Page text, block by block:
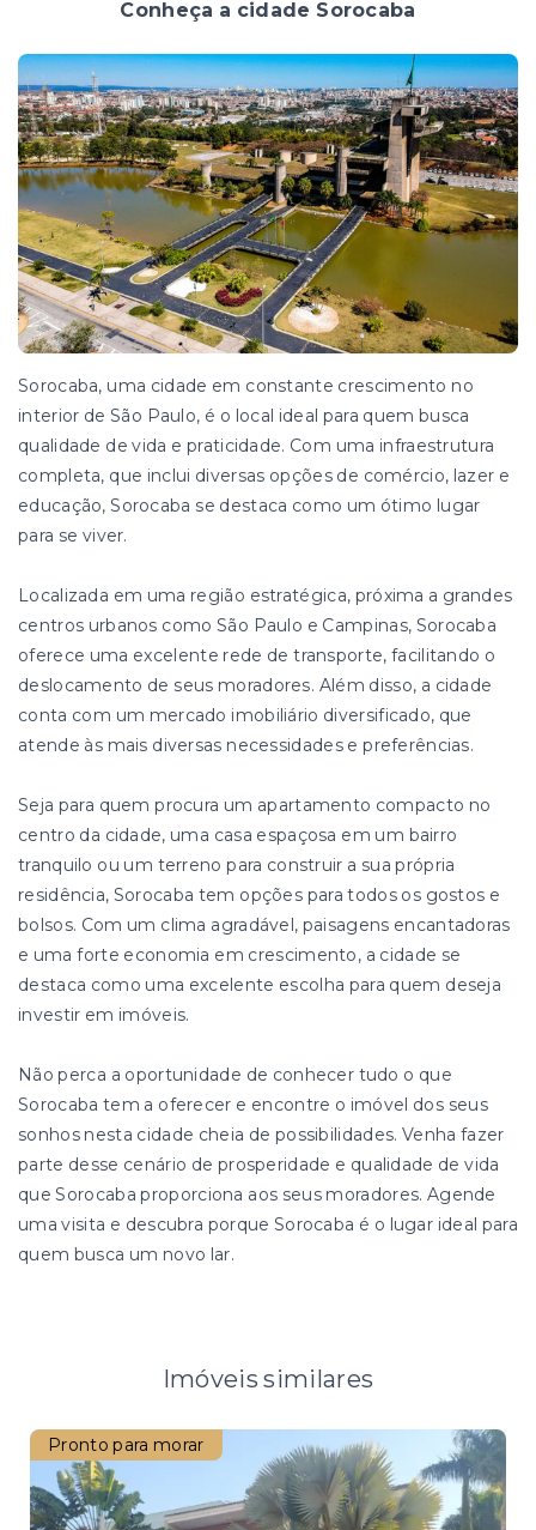
Conheça a cidade Sorocaba
Sorocaba, uma cidade em constante crescimento no
interior de São Paulo, é o local ideal para quem busca
qualidade de vida e praticidade. Com uma infraestrutura
completa, que inclui diversas opções de comércio, lazer e
educação, Sorocaba se destaca como um ótimo lugar
para se viver.
Localizada em uma região estratégica, próxima a grandes
centros urbanos como São Paulo e Campinas, Sorocaba
oferece uma excelente rede de transporte, facilitando o
deslocamento de seus moradores. Além disso, a cidade
conta com um mercado imobiliário diversificado, que
atende às mais diversas necessidades e preferências.
Seja para quem procura um apartamento compacto no
centro da cidade, uma casa espaçosa em um bairro
tranquilo ou um terreno para construir a sua própria
residência, Sorocaba tem opções para todos os gostos e
bolsos. Com um clima agradável, paisagens encantadoras
e uma forte economia em crescimento, a cidade se
destaca como uma excelente escolha para quem deseja
investir em imóveis.
Não perca a oportunidade de conhecer tudo o que
Sorocaba tem a oferecer e encontre o imóvel dos seus
sonhos nesta cidade cheia de possibilidades. Venha fazer
parte desse cenário de prosperidade e qualidade de vida
que Sorocaba proporciona aos seus moradores. Agende
uma visita e descubra porque Sorocaba é o lugar ideal para
quem busca um novo lar.
Imóveis similares
Pronto para morar